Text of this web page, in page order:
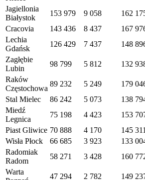
Jagiellonia
Białystok
153 979 9 058 162
Cracovia
143 436 8 437 167
Lechia
Gdańsk
126 429 7 437 148
Zagłębie
Lubin
98 799 5 812 132
Raków
Częstochowa
89 232 5 249 179
Stal Mielec
86 242 5 073 138
Miedź
Legnica
75 198 4 423 153
Piast Gliwice 70 888 4 170 145 311
Wisła Płock
66 685 3 923 133
Radomiak
Radom
58 271 3 428 160
Warta
47 294 2 782 149